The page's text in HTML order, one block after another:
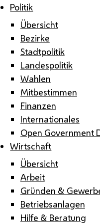
Politik
Übersicht
Bezirke
Stadtpolitik
Landespolitik
Wahlen
Mitbestimmen
Finanzen
Internationales
Open Government
Wirtschaft
Übersicht
Arbeit
Gründen &
Betriebsanlagen
Hilfe & Beratung